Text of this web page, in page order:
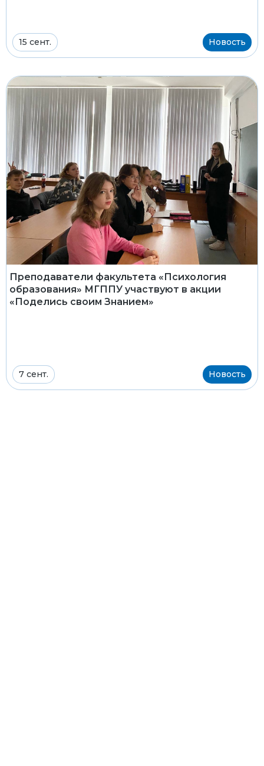
15 сент. Новость
Преподаватели факультета «Психология
образования» МГППУ участвуют в акции
«Поделись своим Знанием»
7 сент. Новость